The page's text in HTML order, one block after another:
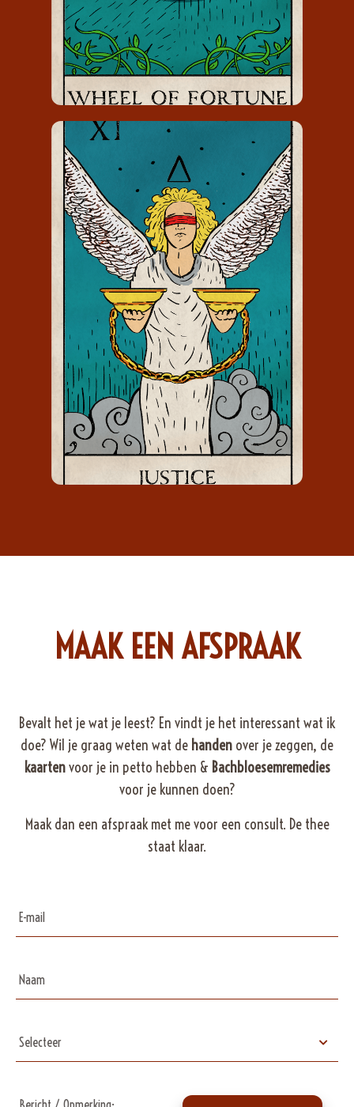
GERECHTIGHEID
De kaart Gerechtigheid draagt
nummer 11 en staat voor de balans
opmaken.
MAAK EEN AFSPRAAK
Bevalt het je wat je leest? En vindt je het interessant wat ik
doe? Wil je graag weten wat de handen over je zeggen, de
kaartenvoor je in petto hebben & Bachbloesemremedies
voor je kunnen doen?
Maak dan een afspraak met me voor een consult. De thee
staat klaar.